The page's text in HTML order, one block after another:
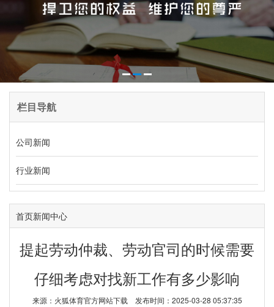
栏目导航
公司新闻
行业新闻
首页新闻中心
提起劳动仲裁、劳动官司的时候需要
仔细考虑对找新工作有多少影响
来源： 火狐体育官方网站下载 发布时间：2025-03-28 05:37:35